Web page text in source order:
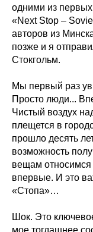
одними из первых
«Next Stop –
авторов из
позже и я
Стокгольм.
Мы первый раз
Просто люди...
Чистый воздух
плещется в
прошло десять
возможность
вещам относимся
впервые. И это
«Стопа»…
Шок. Это
мое тогдашнее